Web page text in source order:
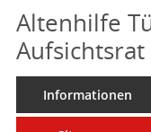
Altenhilfe
Informationen